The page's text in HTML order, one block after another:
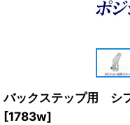
バックステップ用 シ
[1783w]